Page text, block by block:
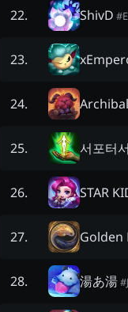
22. ShivD #
23.
24.
25. 서포터
26. STAR
27. Golden
28. 湯あ湯#